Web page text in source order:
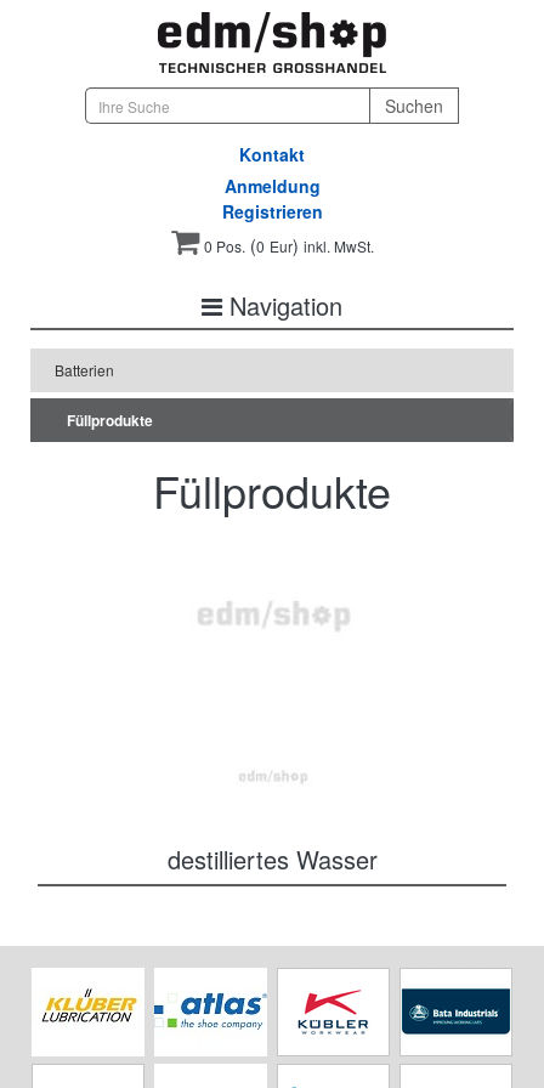
Kontakt
Anmeldung
Registrieren
0 Pos.(0 Eur) inkl. MwSt.
Navigation
Batterien
Füllprodukte
Füllprodukte
destilliertes Wasser